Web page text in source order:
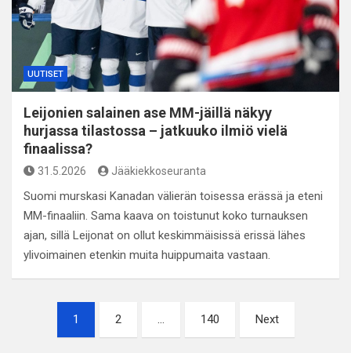
UUTISET
Leijonien salainen ase MM-jäillä näkyy
hurjassa tilastossa – jatkuuko ilmiö vielä
finaalissa?
31.5.2026 Jääkiekkoseuranta
Suomi murskasi Kanadan välierän toisessa erässä ja eteni
MM-finaaliin. Sama kaava on toistunut koko turnauksen
ajan, sillä Leijonat on ollut keskimmäisissä erissä lähes
ylivoimainen etenkin muita huippumaita vastaan.
Artikkelien
sivutus
1 2 … 140 Next